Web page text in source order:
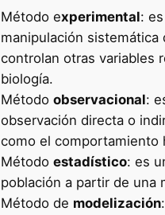
Método experimental:
manipulación
controlan otras variables
biología.
Método observacional:
observación directa o
como el comportamiento
Método estadístico: es
población a partir de una
Método de modelización